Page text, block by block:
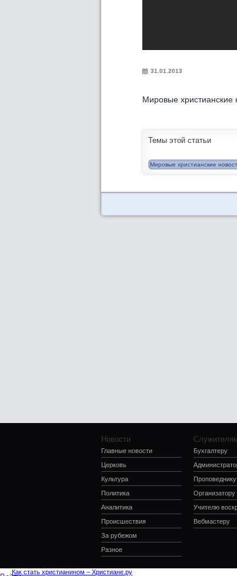
31.01.2013
Мировые христианские
Темы этой статьи
Мировые христианские
Новости
Главные новости
Церковь
Культура
Политика
Аналитика
Происшествия
За рубежом
Разное
Бухгалтеру
Проповеднику
Организатору
Учителю
Вебмастеру
Как стать христианином – Христиане.ру